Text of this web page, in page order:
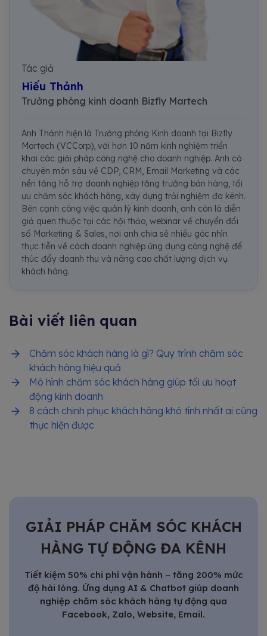
Tác giả
Hiếu Thảnh
Trưởng phòng kinh doanh Bizfly Martech
Anh Thảnh hiện là Trưởng phòng Kinh doanh tại Bizfly
Martech (VCCorp), với hơn 10 năm kinh nghiệm triển
khai các giải pháp công nghệ cho doanh nghiệp. Anh có
chuyên môn sâu về CDP, CRM, Email Marketing và các
nền tảng hỗ trợ doanh nghiệp tăng trưởng bán hàng, tối
ưu chăm sóc khách hàng, xây dựng trải nghiệm đa kênh.
Bên cạnh công việc quản lý kinh doanh, anh còn là diễn
giả quen thuộc tại các hội thảo, webinar về chuyển đổi
số Marketing & Sales, nơi anh chia sẻ nhiều góc nhìn
thực tiễn về cách doanh nghiệp ứng dụng công nghệ để
thúc đẩy doanh thu và nâng cao chất lượng dịch vụ
khách hàng.
Bài viết liên quan
Chăm sóc khách hàng là gì? Quy trình chăm sóc
khách hàng hiệu quả
Mô hình chăm sóc khách hàng giúp tối ưu hoạt
động kinh doanh
8 cách chinh phục khách hàng khó tính nhất ai cũng
thực hiện được
GIẢI PHÁP CHĂM SÓC KHÁCH
HÀNG TỰ ĐỘNG ĐA KÊNH
Tiết kiệm 50% chi phí vận hành – tăng 200% mức
độ hài lòng. Ứng dụng AI & Chatbot giúp doanh
nghiệp chăm sóc khách hàng tự động qua
Facebook, Zalo, Website, Email.